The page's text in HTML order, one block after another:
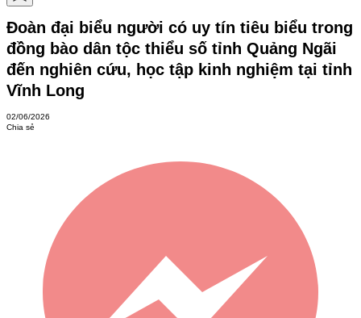
Đoàn đại biểu người có uy tín tiêu biểu trong
đồng bào dân tộc thiểu số tỉnh Quảng Ngãi
đến nghiên cứu, học tập kinh nghiệm tại tỉnh
Vĩnh Long
02/06/2026
Chia sẻ